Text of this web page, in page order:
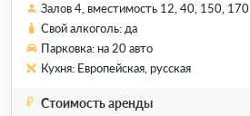
Залов 4, вместимость 12, 40, 150, 170
Свой алкоголь: да
Парковка: на 20 авто
Кухня: Европейская, русская
Стоимость аренды